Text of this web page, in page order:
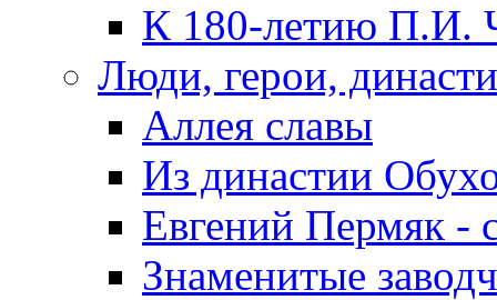
К 180-летию П.И.
Люди, герои,
Аллея славы
Из династии
Евгений Пермяк -
Знаменитые